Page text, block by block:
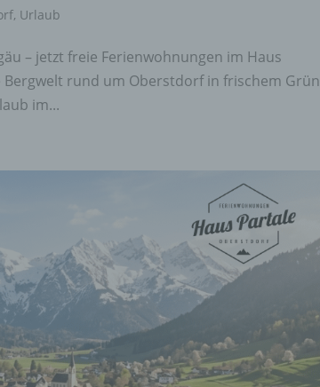
, Urlaub
– jetzt freie Ferienwohnungen im Haus
rund um Oberstdorf in frischem Grün
im...